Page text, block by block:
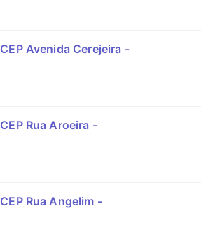
CEP Avenida Cerejeira -
CEP Rua Aroeira -
CEP Rua Angelim -